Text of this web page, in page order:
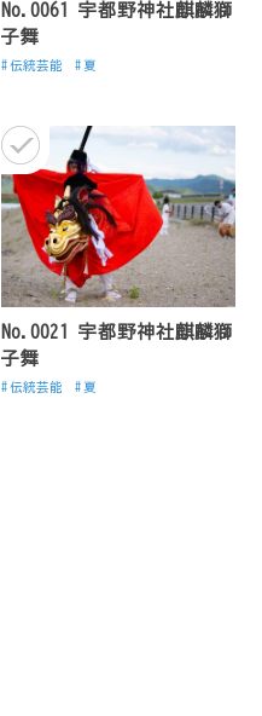
No.0061 宇都野神社麒麟獅
子舞
伝統芸能 夏
No.0021 宇都野神社麒麟獅
子舞
伝統芸能 夏